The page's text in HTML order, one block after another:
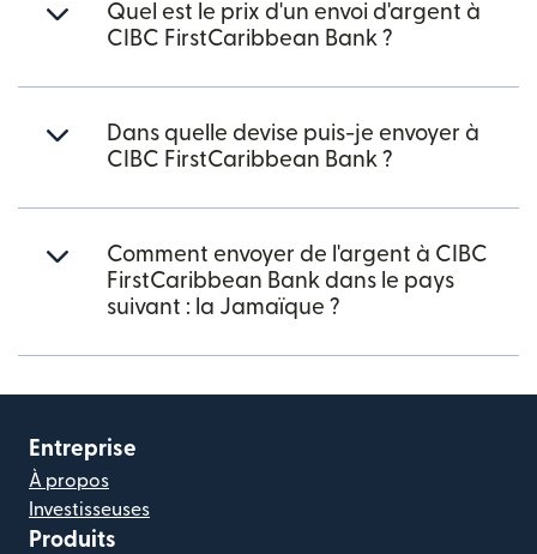
Quel est le prix d'un envoi d'argent à
CIBC FirstCaribbean Bank ?
Dans quelle devise puis-je envoyer à
CIBC FirstCaribbean Bank ?
Comment envoyer de l'argent à CIBC
FirstCaribbean Bank dans le pays
suivant : la Jamaïque ?
Entreprise
À propos
Investisseuses
Produits